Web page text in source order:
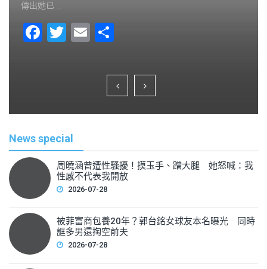
傳出她已 …
F
b
o
k
T
E
ar
e
News special
周曉涵曾遭性騷擾！摸玉手、蹭大腿 她怒喊：我
性感不代表我開放
2026-07-28
被菲富商包養20年？郭台銘女球友本名曝光 同時
誆多男還掏空前夫
2026-07-28